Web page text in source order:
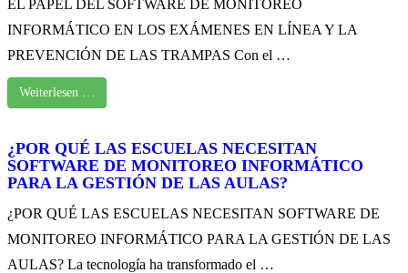
EL PAPEL DEL SOFTWARE DE MONITOREO
INFORMÁTICO EN LOS EXÁMENES EN LÍNEA Y LA
PREVENCIÓN DE LAS TRAMPAS Con el …
Weiterlesen …
¿POR QUÉ LAS ESCUELAS NECESITAN
SOFTWARE DE MONITOREO INFORMÁTICO
PARA LA GESTIÓN DE LAS AULAS?
¿POR QUÉ LAS ESCUELAS NECESITAN SOFTWARE DE
MONITOREO INFORMÁTICO PARA LA GESTIÓN DE LAS
AULAS? La tecnología ha transformado el …